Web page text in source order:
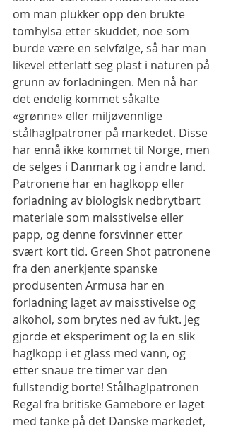
om man plukker opp den brukte
tomhylsa etter skuddet, noe som
burde være en selvfølge, så har man
likevel etterlatt seg plast i naturen på
grunn av forladningen. Men nå har
det endelig kommet såkalte
«grønne» eller miljøvennlige
stålhaglpatroner på markedet. Disse
har ennå ikke kommet til Norge, men
de selges i Danmark og i andre land.
Patronene har en haglkopp eller
forladning av biologisk nedbrytbart
materiale som maisstivelse eller
papp, og denne forsvinner etter
svært kort tid. Green Shot patronene
fra den anerkjente spanske
produsenten Armusa har en
forladning laget av maisstivelse og
alkohol, som brytes ned av fukt. Jeg
gjorde et eksperiment og la en slik
haglkopp i et glass med vann, og
etter snaue tre timer var den
fullstendig borte! Stålhaglpatronen
Regal fra britiske Gamebore er laget
med tanke på det Danske markedet,